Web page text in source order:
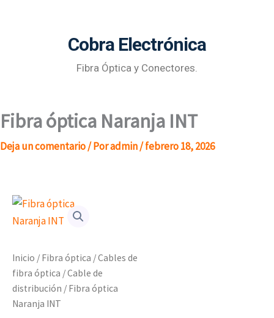
Cobra Electrónica
Fibra Óptica y Conectores.
Fibra óptica Naranja INT
Deja un comentario/ Poradmin/febrero 18, 2026
Inicio / Fibra óptica /Cables de
fibra óptica /Cable de
distribución / Fibra óptica
Naranja INT